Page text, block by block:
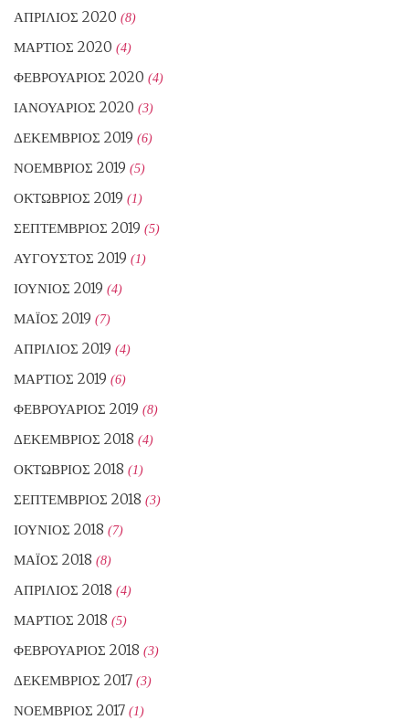
ΑΠΡΊΛΙΟΣ 2020 (8)
ΜΆΡΤΙΟΣ 2020 (4)
ΦΕΒΡΟΥΆΡΙΟΣ 2020 (4)
ΙΑΝΟΥΆΡΙΟΣ 2020 (3)
ΔΕΚΈΜΒΡΙΟΣ 2019 (6)
ΝΟΈΜΒΡΙΟΣ 2019 (5)
ΟΚΤΏΒΡΙΟΣ 2019 (1)
ΣΕΠΤΈΜΒΡΙΟΣ 2019 (5)
ΑΎΓΟΥΣΤΟΣ 2019 (1)
ΙΟΎΝΙΟΣ 2019 (4)
ΜΆΙΟΣ 2019 (7)
ΑΠΡΊΛΙΟΣ 2019 (4)
ΜΆΡΤΙΟΣ 2019 (6)
ΦΕΒΡΟΥΆΡΙΟΣ 2019 (8)
ΔΕΚΈΜΒΡΙΟΣ 2018 (4)
ΟΚΤΏΒΡΙΟΣ 2018 (1)
ΣΕΠΤΈΜΒΡΙΟΣ 2018 (3)
ΙΟΎΝΙΟΣ 2018 (7)
ΜΆΙΟΣ 2018 (8)
ΑΠΡΊΛΙΟΣ 2018 (4)
ΜΆΡΤΙΟΣ 2018 (5)
ΦΕΒΡΟΥΆΡΙΟΣ 2018 (3)
ΔΕΚΈΜΒΡΙΟΣ 2017 (3)
ΝΟΈΜΒΡΙΟΣ 2017 (1)